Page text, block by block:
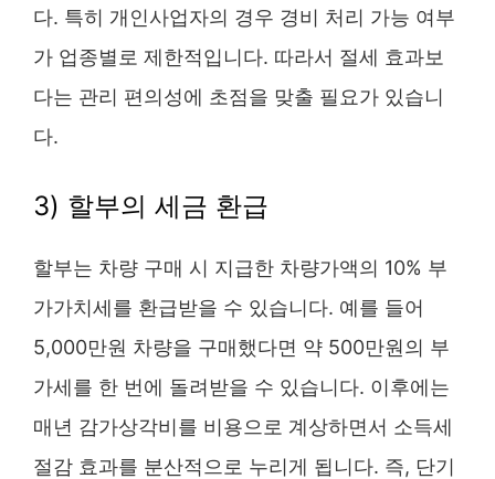
다. 특히 개인사업자의 경우 경비 처리 가능 여부
가 업종별로 제한적입니다. 따라서 절세 효과보
다는 관리 편의성에 초점을 맞출 필요가 있습니
다.
3) 할부의 세금 환급
할부는 차량 구매 시 지급한 차량가액의 10% 부
가가치세를 환급받을 수 있습니다. 예를 들어
5,000만원 차량을 구매했다면 약 500만원의 부
가세를 한 번에 돌려받을 수 있습니다. 이후에는
매년 감가상각비를 비용으로 계상하면서 소득세
절감 효과를 분산적으로 누리게 됩니다. 즉, 단기